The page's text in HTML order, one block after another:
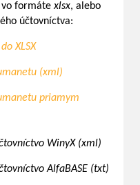
vo formátexlsx, alebo
účtovníctva:
XLSX
(xml)
priamym
WinyX (xml)
AlfaBASE (txt)